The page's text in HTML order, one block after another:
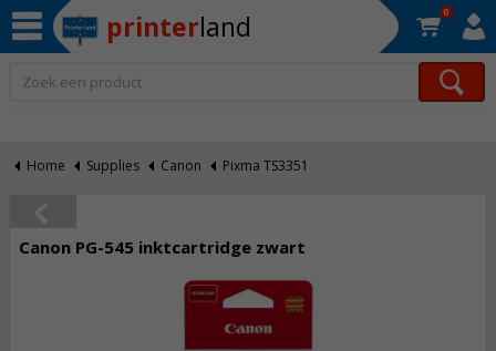
printerland 0
Home Supplies Canon Pixma TS3351
Canon PG-545 inktcartridge zwart